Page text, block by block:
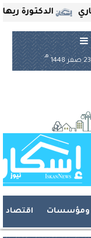
الدكتورة ريهام
23 صفر 1448
هـ
ومؤسسات اقتصاد